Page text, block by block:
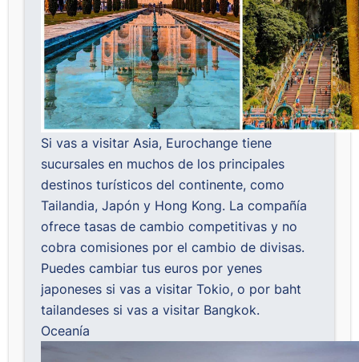
Si vas a visitar Asia, Eurochange tiene
sucursales en muchos de los principales
destinos turísticos del continente, como
Tailandia, Japón y Hong Kong. La compañía
ofrece tasas de cambio competitivas y no
cobra comisiones por el cambio de divisas.
Puedes cambiar tus euros por yenes
japoneses si vas a visitar Tokio, o por baht
tailandeses si vas a visitar Bangkok.
Oceanía